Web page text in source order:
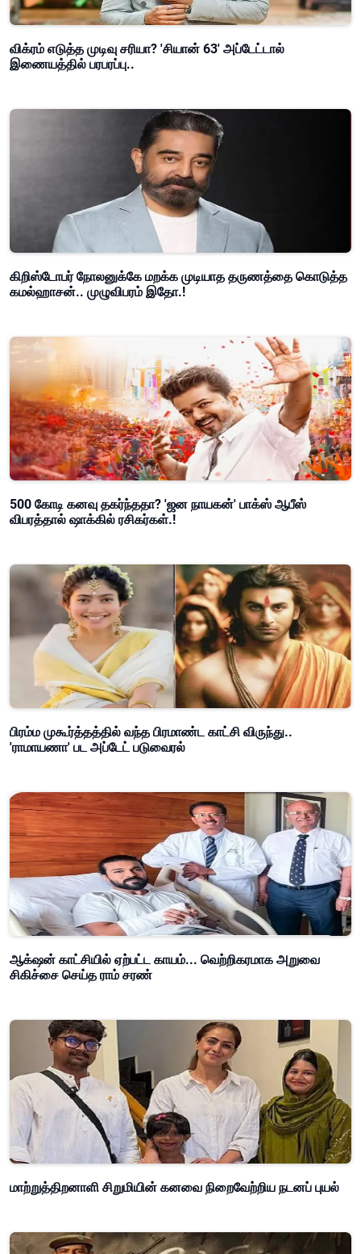
விக்ரம் எடுத்த முடிவு சரியா? 'சியான் 63' அப்டேட்டால்
இணையத்தில் பரபரப்பு..
கிறிஸ்டோபர் நோலனுக்கே மறக்க முடியாத தருணத்தை கொடுத்த
கமல்ஹாசன்.. முழுவிபரம் இதோ.!
500 கோடி கனவு தகர்ந்ததா? 'ஜன நாயகன்' பாக்ஸ் ஆபீஸ்
விபரத்தால் ஷாக்கில் ரசிகர்கள்.!
பிரம்ம முகூர்த்தத்தில் வந்த பிரமாண்ட காட்சி விருந்து..
'ராமாயணா' பட அப்டேட் படுவைரல்
ஆக்‌ஷன் காட்சியில் ஏற்பட்ட காயம்... வெற்றிகரமாக அறுவை
சிகிச்சை செய்த ராம் சரண்
மாற்றுத்திறனாளி சிறுமியின் கனவை நிறைவேற்றிய நடனப் புயல்